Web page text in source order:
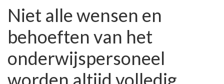
Niet alle wensen en
behoeften van het
onderwijspersoneel
worden altijd volledig